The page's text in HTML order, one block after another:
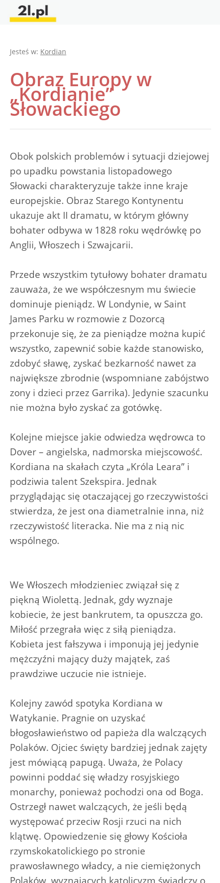
Jesteś w: Kordian
Obraz Europy w
„Kordianie”
Słowackiego
Obok polskich problemów i sytuacji dziejowej
po upadku powstania listopadowego
Słowacki charakteryzuje także inne kraje
europejskie. Obraz Starego Kontynentu
ukazuje akt II dramatu, w którym główny
bohater odbywa w 1828 roku wędrówkę po
Anglii, Włoszech i Szwajcarii.
Przede wszystkim tytułowy bohater dramatu
zauważa, że we współczesnym mu świecie
dominuje pieniądz. W Londynie, w Saint
James Parku w rozmowie z Dozorcą
przekonuje się, że za pieniądze można kupić
wszystko, zapewnić sobie każde stanowisko,
zdobyć sławę, zyskać bezkarność nawet za
największe zbrodnie (wspomniane zabójstwo
zony i dzieci przez Garrika). Jedynie szacunku
nie można było zyskać za gotówkę.
Kolejne miejsce jakie odwiedza wędrowca to
Dover – angielska, nadmorska miejscowość.
Kordiana na skałach czyta „Króla Leara” i
podziwia talent Szekspira. Jednak
przyglądając się otaczającej go rzeczywistości
stwierdza, że jest ona diametralnie inna, niż
rzeczywistość literacka. Nie ma z nią nic
wspólnego.
We Włoszech młodzieniec związał się z
piękną Wiolettą. Jednak, gdy wyznaje
kobiecie, że jest bankrutem, ta opuszcza go.
Miłość przegrała więc z siłą pieniądza.
Kobieta jest fałszywa i imponują jej jedynie
mężczyźni mający duży majątek, zaś
prawdziwe uczucie nie istnieje.
Kolejny zawód spotyka Kordiana w
Watykanie. Pragnie on uzyskać
błogosławieństwo od papieża dla walczących
Polaków. Ojciec święty bardziej jednak zajęty
jest mówiącą papugą. Uważa, że Polacy
powinni poddać się władzy rosyjskiego
monarchy, ponieważ pochodzi ona od Boga.
Ostrzegł nawet walczących, że jeśli będą
występować przeciw Rosji rzuci na nich
klątwę. Opowiedzenie się głowy Kościoła
rzymskokatolickiego po stronie
prawosławnego władcy, a nie ciemiężonych